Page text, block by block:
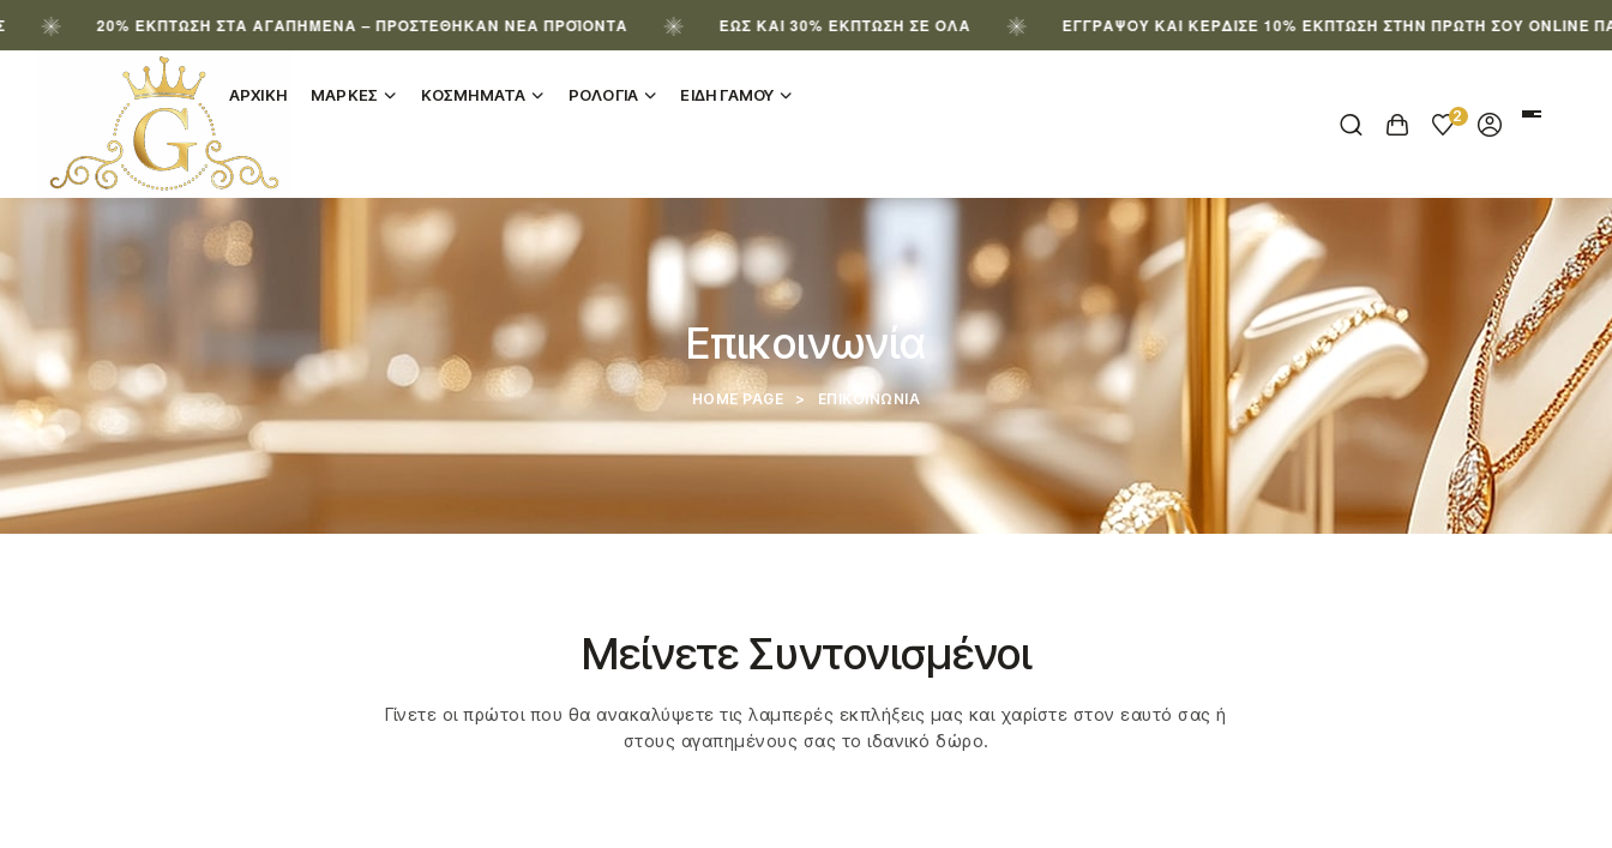
20% ΈΚΠΤΩΣΗ ΣΤΑ ΑΓΑΠΗΜΈΝΑ – ΠΡΟΣΤΈΘΗΚΑΝ ΝΈΑ ΠΡΟΪΌΝΤΑ ΈΩΣ ΚΑΙ 30% ΈΚΠΤΩΣΗ ΣΕ ΌΛΑ ΕΓΓΡΆΨΟΥ ΚΑΙ ΚΈΡΔΙΣΕ 10% ΈΚΠΤΩΣΗ ΣΤΗΝ ΠΡΏΤΗ ΣΟΥ ONLINE ΠΑΡΑΓΓΕΛΊΑ
ΑΡΧΙΚΗ ΜΑΡΚΕΣ ΚΟΣΜΗΜΑΤΑ ΡΟΛΟΓΙΑ ΕΙΔΗ ΓΑΜΟΥ
2
Επικοινωνία
HOME PAGE > ΕΠΙΚΟΙΝΩΝΊΑ
Μείνετε Συντονισμένοι
Γίνετε οι πρώτοι που θα ανακαλύψετε τις λαμπερές εκπλήξεις μας και χαρίστε στον εαυτό σας ή
στους αγαπημένους σας το ιδανικό δώρο.